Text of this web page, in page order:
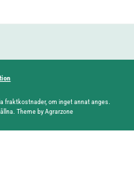
fraktkostnader, om inget annat anges.
Theme by Agrarzone